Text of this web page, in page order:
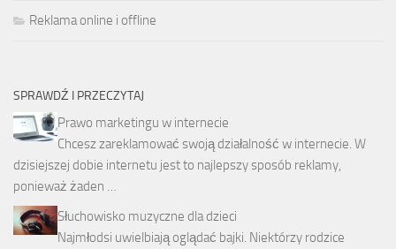
Reklama online i offline
SPRAWDŹ I PRZECZYTAJ
Prawo marketingu w internecie
Chcesz zareklamować swoją działalność w internecie. W
dzisiejszej dobie internetu jest to najlepszy sposób reklamy,
ponieważ żaden …
Słuchowisko muzyczne dla dzieci
Najmłodsi uwielbiają oglądać bajki. Niektórzy rodzice